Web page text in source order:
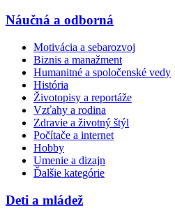
Náučná a odborná
Motivácia a sebarozvoj
Biznis a manažment
Humanitné a spoločenské vedy
História
Životopisy a reportáže
Vzťahy a rodina
Zdravie a životný štýl
Počítače a internet
Hobby
Umenie a dizajn
Ďalšie kategórie
Deti a mládež